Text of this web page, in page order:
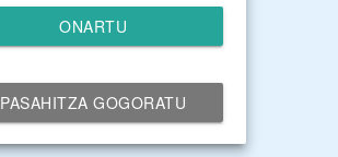
ONARTU
PASAHITZA GOGORATU